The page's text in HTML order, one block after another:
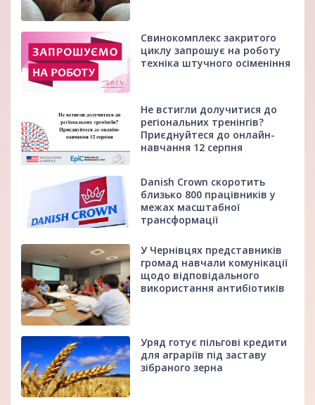
Свинокомплекс закритого
циклу запрошує на роботу
техніка штучного осіменіння
Не встигли долучитися до
регіональних тренінгів?
Приєднуйтеся до онлайн-
навчання 12 серпня
Danish Crown скоротить
близько 800 працівників у
межах масштабної
трансформації
У Чернівцях представників
громад навчали комунікації
щодо відповідального
використання антибіотиків
Уряд готує пільгові кредити
для аграріїв під заставу
зібраного зерна